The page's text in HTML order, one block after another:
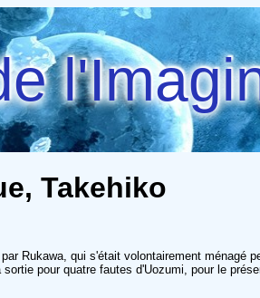
Takehiko
Rukawa, qui s'était volontairement ménagé
pour quatre fautes d'Uozumi, pour le